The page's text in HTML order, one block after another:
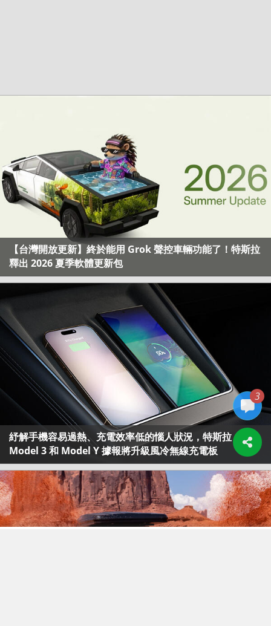
3
【台灣開放更新】終於能用 Grok 聲控車輛功能了！特斯拉
釋出 2026 夏季軟體更新包
紓解手機容易過熱、充電效率低的惱人狀況，特斯拉
Model 3 和 Model Y 據報將升級風冷無線充電板